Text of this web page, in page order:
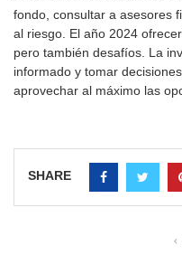
fondo, consultar a asesores
al riesgo. El año 2024
pero también desafíos. La
informado y tomar
aprovechar al máximo las
SHARE